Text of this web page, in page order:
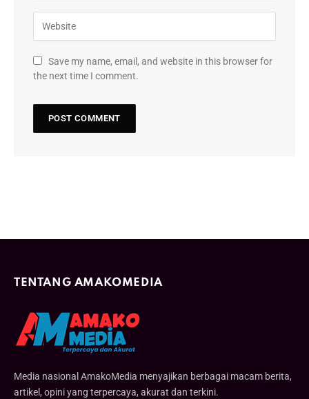
Save my name, email, and website in this browser for
the next time I comment.
TENTANG AMAKOMEDIA
Media nasional AmakoMedia menyajikan berbagai macam berita,
artikel, opini yang terpercaya, akurat dan terkini.